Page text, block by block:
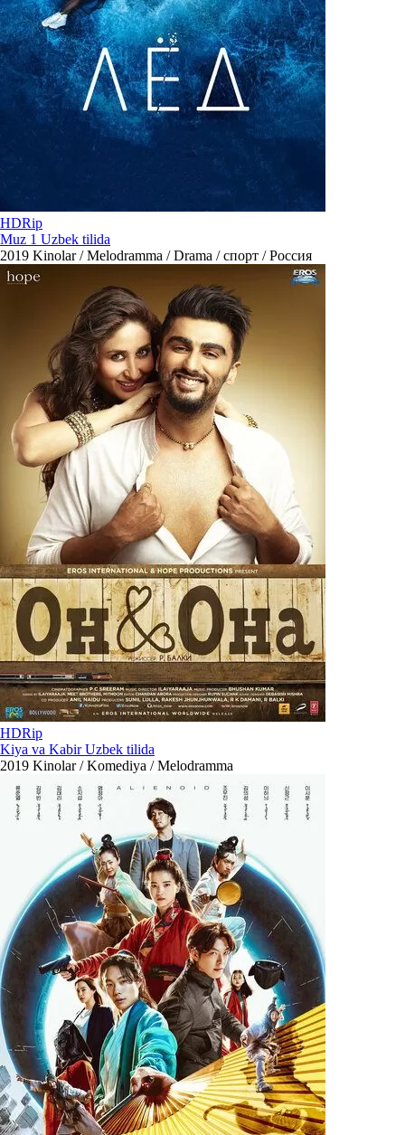
HDRip
Muz 1 Uzbek tilida
2019 Kinolar / Melodramma / Drama / спорт / Россия
HDRip
Kiya va Kabir Uzbek tilida
2019 Kinolar / Komediya / Melodramma